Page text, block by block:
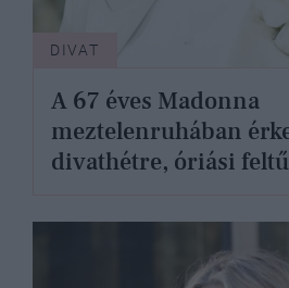
DIVAT
A 67 éves Madonna
meztelenruhában
divathétre, óriási